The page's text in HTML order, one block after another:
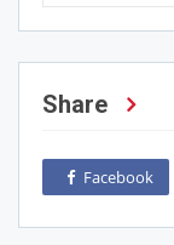
Share
Facebook